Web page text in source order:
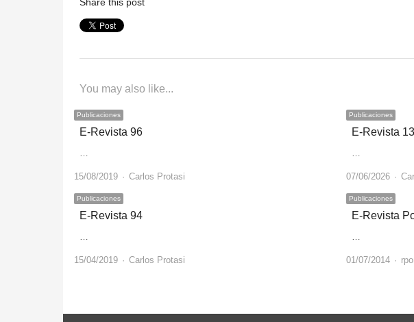
Share this post
You may also like...
Publicaciones
E-Revista 96
…
15/08/2019 Author
Carlos Protasi
Publicaciones
E-Revista
…
07/06/2026
Publicaciones
E-Revista 94
…
15/04/2019 Author
Carlos Protasi
Publicaciones
E-Revista
…
01/07/2014